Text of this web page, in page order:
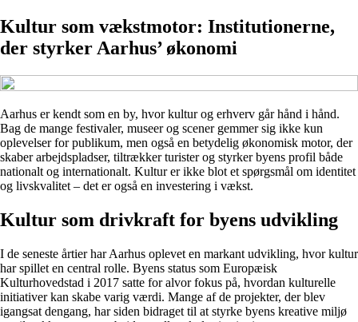
Kultur som vækstmotor: Institutionerne,
der styrker Aarhus’ økonomi
Aarhus er kendt som en by, hvor kultur og erhverv går hånd i hånd.
Bag de mange festivaler, museer og scener gemmer sig ikke kun
oplevelser for publikum, men også en betydelig økonomisk motor, der
skaber arbejdspladser, tiltrækker turister og styrker byens profil både
nationalt og internationalt. Kultur er ikke blot et spørgsmål om identitet
og livskvalitet – det er også en investering i vækst.
Kultur som drivkraft for byens udvikling
I de seneste årtier har Aarhus oplevet en markant udvikling, hvor kultur
har spillet en central rolle. Byens status som Europæisk
Kulturhovedstad i 2017 satte for alvor fokus på, hvordan kulturelle
initiativer kan skabe varig værdi. Mange af de projekter, der blev
igangsat dengang, har siden bidraget til at styrke byens kreative miljø